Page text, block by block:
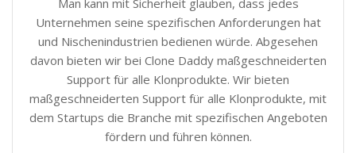
Unternehmen seine spezifischen Anforderungen hat
und Nischenindustrien bedienen würde. Abgesehen
davon bieten wir bei Clone Daddy maßgeschneiderten
Support für alle Klonprodukte. Wir bieten
maßgeschneiderten Support für alle Klonprodukte, mit
dem Startups die Branche mit spezifischen Angeboten
fördern und führen können.